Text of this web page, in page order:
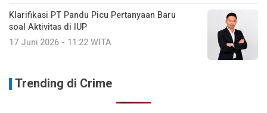
Klarifikasi PT Pandu Picu Pertanyaan Baru
soal Aktivitas di IUP
17 Juni 2026 - 11:22 WITA
Trending di Crime